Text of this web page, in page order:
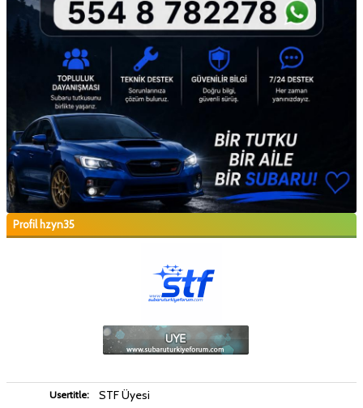
Profil hzyn35
Usertitle: STF Üyesi